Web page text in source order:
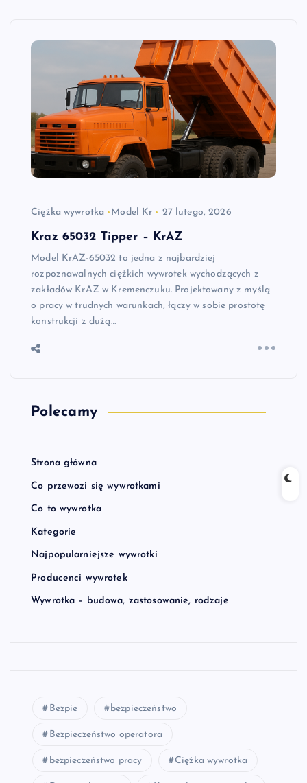
Ciężka wywrotka Model Kr 27 lutego, 2026
Kraz 65032 Tipper – KrAZ
Model KrAZ-65032 to jedna z najbardziej
rozpoznawalnych ciężkich wywrotek wychodzących z
zakładów KrAZ w Kremenczuku. Projektowany z myślą
o pracy w trudnych warunkach, łączy w sobie prostotę
konstrukcji z dużą…
Polecamy
Strona główna
Co przewozi się wywrotkami
Co to wywrotka
Kategorie
Najpopularniejsze wywrotki
Producenci wywrotek
Wywrotka – budowa, zastosowanie, rodzaje
Bezpie bezpieczeństwo
Bezpieczeństwo operatora
bezpieczeństwo pracy Ciężka wywrotka